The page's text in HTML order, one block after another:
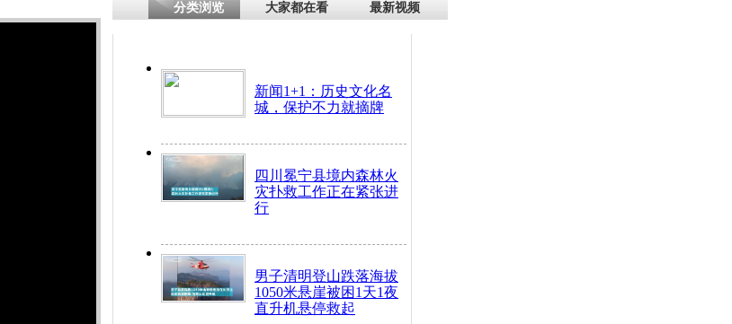
分类浏览 大家都在看 最新视频
新闻1+1：历史文化名
城，保护不力就摘牌
四川冕宁县境内森林火
灾扑救工作正在紧张进
行
男子清明登山跌落海拔
1050米悬崖被困1天1夜
直升机悬停救起